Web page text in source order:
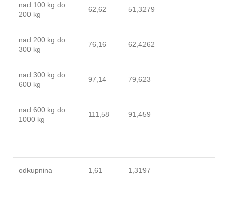
nad 100 kg do
200 kg
62,62 51,3279
nad 200 kg do
300 kg
76,16 62,4262
nad 300 kg do
600 kg
97,14 79,623
nad 600 kg do
1000 kg
111,58 91,459
odkupnina 1,61 1,3197